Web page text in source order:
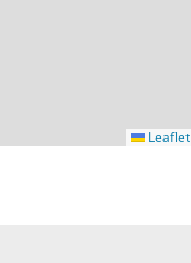
Leaflet